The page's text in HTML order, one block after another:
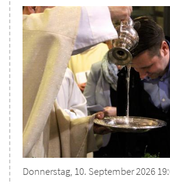
Donnerstag, 10. September 2026